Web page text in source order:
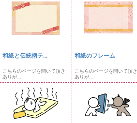
和紙と伝統柄テ...
こちらのページを開いて頂き
ありが...
和紙のフレーム
こちらのページを開いて頂き
ありが...